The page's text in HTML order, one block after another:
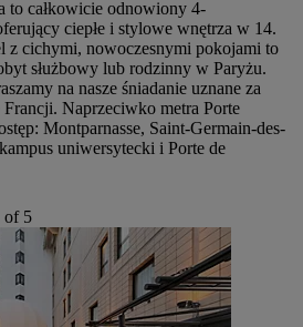
to całkowicie odnowiony 4-
ciepłe i stylowe wnętrza w 14.
z cichymi, nowoczesnymi pokojami to
służbowy lub rodzinny w Paryżu.
na nasze śniadanie uznane za
Francji. Naprzeciwko metra Porte
Montparnasse, Saint-Germain-des-
uniwersytecki i Porte de
of 5